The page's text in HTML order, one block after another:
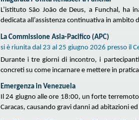
L’istituto São João de Deus, a Funchal, ha
dedicata all’assistenza continuativa in ambito
La Commissione Asia-Pacifico (APC)
si è riunita dal 23 al 25 giugno 2026 presso il
Durante i tre giorni di incontro, i
concreti su come incarnare e mettere in pratica
Emergenza in Venezuela
Il 24 giugno alle ore 18:00, un forte
Caracas, causando gravi danni ad abitazioni